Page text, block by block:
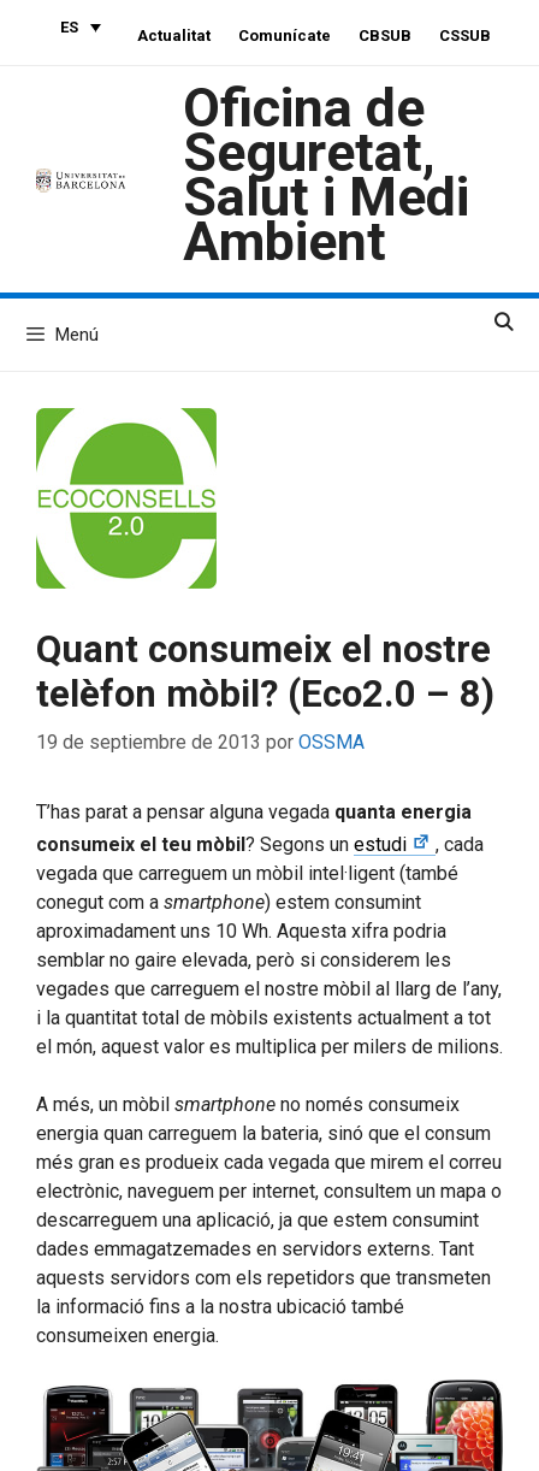
ES Actualitat Comunícate CBSUB CSSUB
Oficina de
Seguretat,
Salut i Medi
Ambient
Menú
Quant consumeix el nostre
telèfon mòbil? (Eco2.0 – 8)
19 de septiembre de 2013 por OSSMA
T’has parat a pensar alguna vegada quanta energia
consumeix el teu mòbil? Segons un estudi
, cada
vegada que carreguem un mòbil intel·ligent (també
conegut com a smartphone) estem consumint
aproximadament uns 10 Wh. Aquesta xifra podria
semblar no gaire elevada, però si considerem les
vegades que carreguem el nostre mòbil al llarg de l’any,
i la quantitat total de mòbils existents actualment a tot
el món, aquest valor es multiplica per milers de milions.
A més, un mòbil smartphone no només consumeix
energia quan carreguem la bateria, sinó que el consum
més gran es produeix cada vegada que mirem el correu
electrònic, naveguem per internet, consultem un mapa o
descarreguem una aplicació, ja que estem consumint
dades emmagatzemades en servidors externs. Tant
aquests servidors com els repetidors que transmeten
la informació fins a la nostra ubicació també
consumeixen energia.